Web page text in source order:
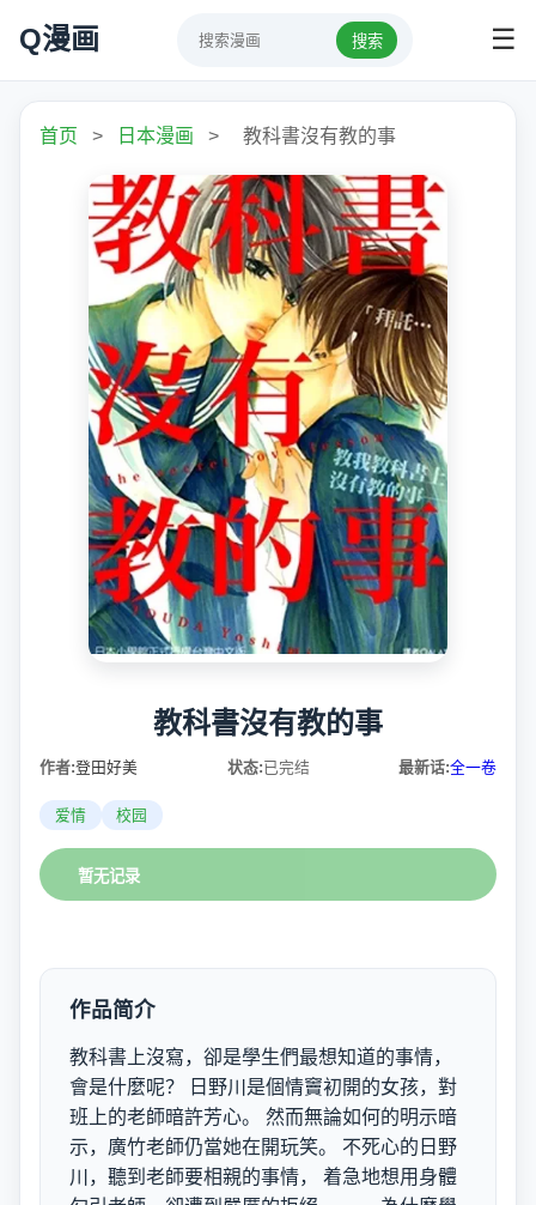
Q漫画 搜索 ☰
首页 > 日本漫画 > 教科書沒有教的事
教科書沒有教的事
作者:登田好美 状态:已完结 最新话:全一卷
爱情 校园
暂无记录
作品简介
教科書上沒寫，卻是學生們最想知道的事情，
會是什麼呢？ 日野川是個情竇初開的女孩，對
班上的老師暗許芳心。 然而無論如何的明示暗
示，廣竹老師仍當她在開玩笑。 不死心的日野
川，聽到老師要相親的事情， 着急地想用身體